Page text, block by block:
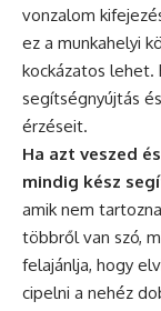
vonzalom
ez a munkahelyi
kockázatos lehet.
segítségnyújtás
érzéseit.
Ha azt veszed
mindig kész
amik nem
többről van szó,
felajánlja, hogy
cipelni a nehéz